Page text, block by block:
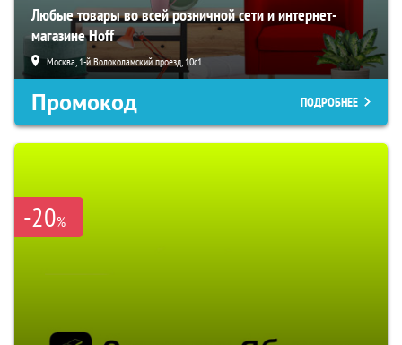
Любые товары во всей розничной сети и интернет-
магазине Hoff
Москва, 1-й Волоколамский проезд, 10с1
Промокод ПОДРОБНЕЕ
-20%